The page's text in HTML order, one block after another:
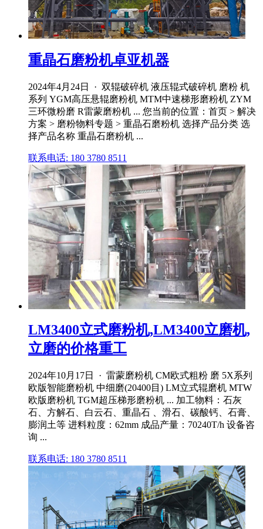
重晶石磨粉机卓亚机器
2024年4月24日 · 双辊破碎机 液压辊式破碎机 磨粉 机
系列 YGM高压悬辊磨粉机 MTM中速梯形磨粉机 ZYM
三环微粉磨 R雷蒙磨粉机 ... 您当前的位置：首页 > 解决
方案 > 磨粉物料专题 > 重晶石磨粉机 选择产品分类 选
择产品名称 重晶石磨粉机 ...
联系电话: 180 3780 8511
LM3400立式磨粉机,LM3400立磨机,
立磨的价格重工
2024年10月17日 · 雷蒙磨粉机 CM欧式粗粉 磨 5X系列
欧版智能磨粉机 中细磨(20400目) LM立式辊磨机 MTW
欧版磨粉机 TGM超压梯形磨粉机 ... 加工物料：石灰
石、方解石、白云石、重晶石 、滑石、碳酸钙、石膏、
膨润土等 进料粒度：62mm 成品产量：70240T/h 设备咨
询 ...
联系电话: 180 3780 8511